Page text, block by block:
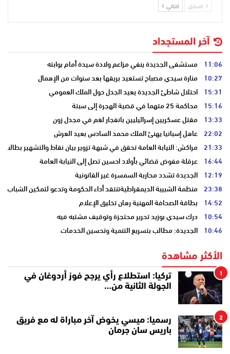
السابق التالي
آخر المستجداد
11:06 مستشفى الجديدة ينفي مزاعم ولادة سيدة أمام بوابته
10:27 منارة سيدي مصباح تستعيد بريقها بعد سنوات من الإهمال
15:31 احتلال شاطئ الجديدة يعيد الجدل حول الملك العمومي
15:16 محاكمة 25 متهما في قضية الهجرة إلى سبتة
13:33 مقتل عسكريين إسرائيليين بانفجار لغم في مجدل زون
22:02 عاهل إسبانيا يهنئ الملك محمد السادس بعيد العرش
21:33 مراكش: النيابة العامة تحقق في شبهة تزوير بيان نقاط والتشهير بطالب
16:44 عرقلة مفوض قضائي بأولاد احسين تصل إلى النيابة العامة
12:19 الجديدة تشدد محاربة السمسرة غير القانونية
23:38 منظمة الشبيبة الديمقراطيةتنتقد أداء الحكومة وتدعو لتمكين الشباب
14:52 بطاقة الصحافة المهنية رهان تخليق الإعلام
10:54 درك سيدي بوزيد تحرير محتجزة وتوقيف مشتبه فيه
10:46 الجديدة: مطالب بتسريع التنمية وتحسين الخدمات
الأكثر مشاهدة
1
تركيا: استطلاع رأي يرجح فوز أردوغان في
الجولة الثانية من…
2
رسميا: ميسي يخوض آخر مباراة له مع فريق
باريس سان جرمان